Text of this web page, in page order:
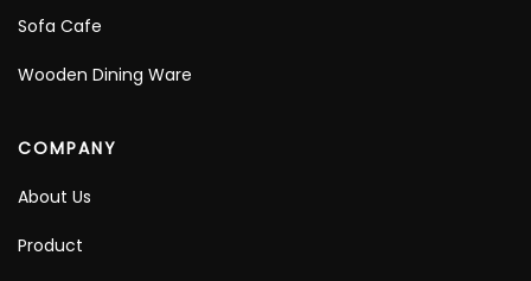
Sofa Cafe
Wooden Dining Ware
COMPANY
About Us
Product